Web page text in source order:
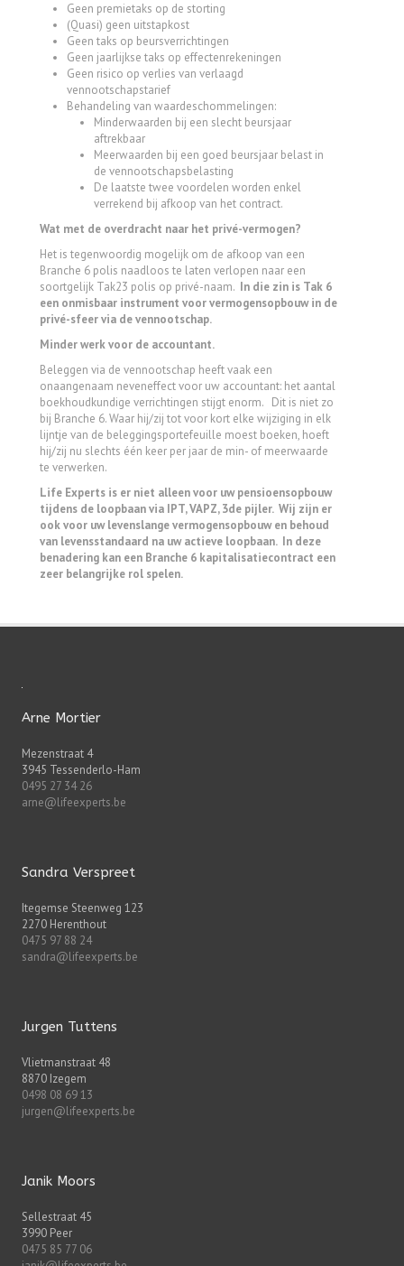
Geen premietaks op de storting
(Quasi) geen uitstapkost
Geen taks op beursverrichtingen
Geen jaarlijkse taks op effectenrekeningen
Geen risico op verlies van verlaagd
vennootschapstarief
Behandeling van waardeschommelingen:
Minderwaarden bij een slecht beursjaar
aftrekbaar
Meerwaarden bij een goed beursjaar belast in
de vennootschapsbelasting
De laatste twee voordelen worden enkel
verrekend bij afkoop van het contract.
Wat met de overdracht naar het privé-vermogen?
Het is tegenwoordig mogelijk om de afkoop van een
Branche 6 polis naadloos te laten verlopen naar een
soortgelijk Tak23 polis op privé-naam. In die zin is Tak 6
een onmisbaar instrument voor vermogensopbouw in de
privé-sfeer via de vennootschap.
Minder werk voor de accountant.
Beleggen via de vennootschap heeft vaak een
onaangenaam neveneffect voor uw accountant: het aantal
boekhoudkundige verrichtingen stijgt enorm. Dit is niet zo
bij Branche 6. Waar hij/zij tot voor kort elke wijziging in elk
lijntje van de beleggingsportefeuille moest boeken, hoeft
hij/zij nu slechts één keer per jaar de min- of meerwaarde
te verwerken.
Life Experts is er niet alleen voor uw pensioensopbouw
tijdens de loopbaan via IPT, VAPZ, 3de pijler. Wij zijn er
ook voor uw levenslange vermogensopbouw en behoud
van levensstandaard na uw actieve loopbaan. In deze
benadering kan een Branche 6 kapitalisatiecontract een
zeer belangrijke rol spelen.
Arne Mortier
Mezenstraat 4
3945 Tessenderlo-Ham
0495 27 34 26
arne@lifeexperts.be
Sandra Verspreet
Itegemse Steenweg 123
2270 Herenthout
0475 97 88 24
sandra@lifeexperts.be
Jurgen Tuttens
Vlietmanstraat 48
8870 Izegem
0498 08 69 13
jurgen@lifeexperts.be
Janik Moors
Sellestraat 45
3990 Peer
0475 85 77 06